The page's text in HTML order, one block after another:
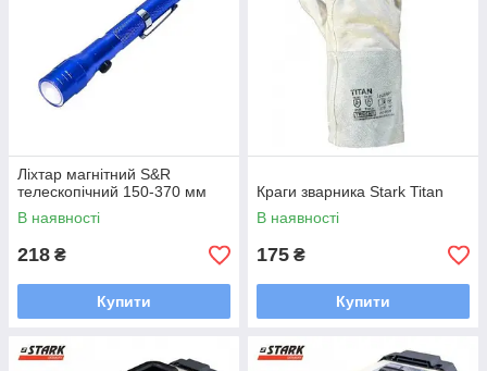
Ліхтар магнітний S&R
телескопічний 150-370 мм
В наявності
218 ₴
Купити
Краги зварника Stark Titan
В наявності
175 ₴
Купити